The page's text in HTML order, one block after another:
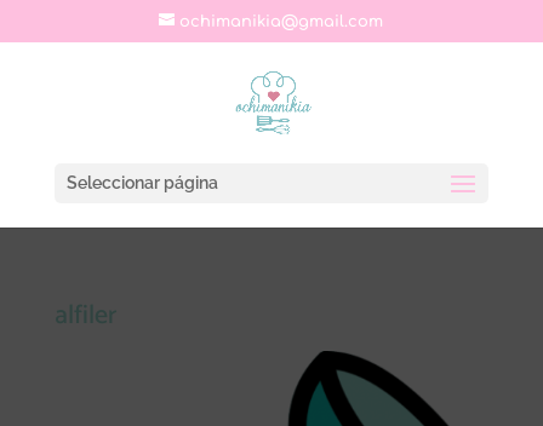
ochimanikia@gmail.com
Seleccionar página
alfiler